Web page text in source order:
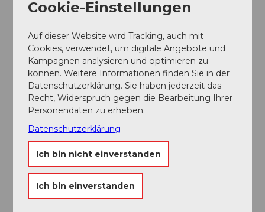
In der Nähe
Veranstaltung
Touren
Cookie-Einstellungen
Auf dieser Website wird Tracking, auch mit
Cookies, verwendet, um digitale Angebote und
Kampagnen analysieren und optimieren zu
können. Weitere Informationen finden Sie in der
Datenschutzerklärung. Sie haben jederzeit das
Recht, Widerspruch gegen die Bearbeitung Ihrer
Personendaten zu erheben.
Datenschutzerklärung
Ich bin nicht einverstanden
Ich bin einverstanden